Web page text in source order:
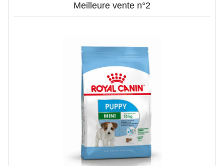
Meilleure vente n°2